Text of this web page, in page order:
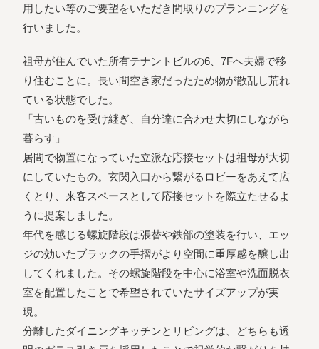
用したい等のご要望をいただき間取りのプランニングを
行いました。
祖母が住んでいた所有テナントビルの6、7Fへ夫婦で移
り住むことに。長い間空き家だったため物が散乱し荒れ
ている状態でした。
「古いものを受け継ぎ、自分達に合わせ大切にしながら
暮らす」
居間で物置になっていた立派な応接セットは祖母が大切
にしていたもの。玄関入口から繋がるロビーをあえて広
くとり、来客スペースとして応接セットを際立たせるよ
うに提案しました。
年代を感じる螺旋階段は張替や鉄部の塗装を行い、エッ
ジの効いたブラックの手摺がより空間に重厚感を醸し出
してくれました。その螺旋階段を中心に浴室や洗面脱衣
室を配置したことで希望されていたサイズアップが実
現。
分離したダイニングキッチンとリビングは、どちらも透